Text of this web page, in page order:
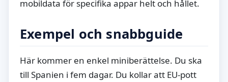
mobildata för specifika appar helt och hållet.
Exempel och snabbguide
Här kommer en enkel miniberättelse. Du ska
till Spanien i fem dagar. Du kollar att EU-pott